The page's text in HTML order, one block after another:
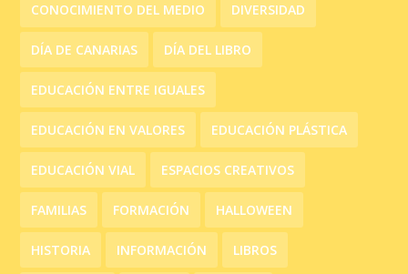
CONOCIMIENTO DEL MEDIO DIVERSIDAD
DÍA DE CANARIAS DÍA DEL LIBRO
EDUCACIÓN ENTRE IGUALES
EDUCACIÓN EN VALORES EDUCACIÓN PLÁSTICA
EDUCACIÓN VIAL ESPACIOS CREATIVOS
FAMILIAS FORMACIÓN HALLOWEEN
HISTORIA INFORMACIÓN LIBROS